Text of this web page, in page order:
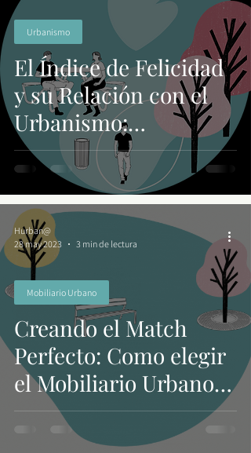
El Índice de Felicidad
y su Relación con el
Urbanismo:
Construyendo
Comunidades más
Felices
Urbanismo
Creando el Match
Perfecto: Como elegir
el Mobiliario Urbano
para crear Espacios
Funcionales
Mobiliario Urbano
Hurban@
28 may 2023
3 min de lectura